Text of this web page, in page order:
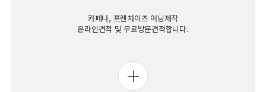
카페나, 프렌차이즈 어닝제작
온라인견적 및 무료방문견적합니다.